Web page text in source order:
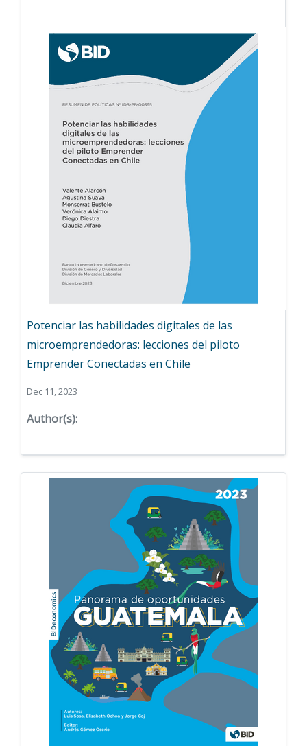
Potenciar las habilidades digitales de las
microemprendedoras: lecciones del piloto
Emprender Conectadas en Chile
Dec 11, 2023
Author(s):